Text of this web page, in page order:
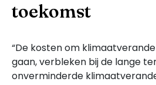
toekomst
“De kosten om
gaan, verbleken bij de lange
onverminderde